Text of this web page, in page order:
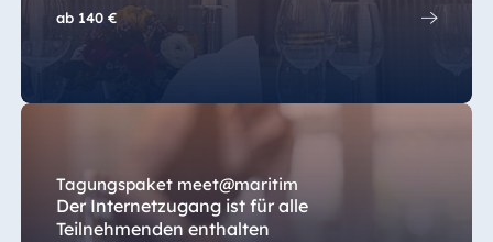
ab140 €
Tagungspaket meet@maritim
Der Internetzugang ist für alle
Teilnehmenden enthalten